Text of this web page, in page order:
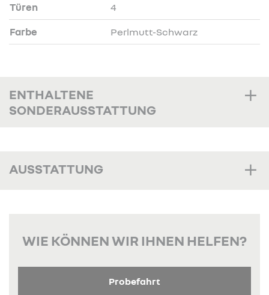
Türen 4
Farbe Perlmutt-Schwarz
ENTHALTENE
SONDERAUSSTATTUNG
AUSSTATTUNG
WIE KÖNNEN WIR IHNEN HELFEN?
Probefahrt